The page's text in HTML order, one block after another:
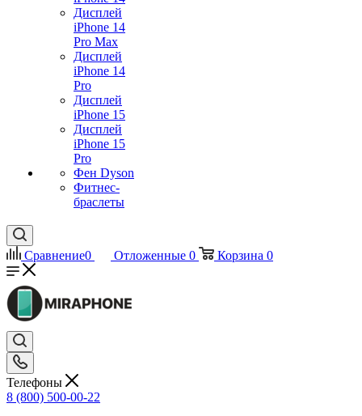
Дисплей
iPhone 14
Pro Max
Дисплей
iPhone 14
Pro
Дисплей
iPhone 15
Дисплей
iPhone 15
Pro
Фен Dyson
Фитнес-
браслеты
Сравнение0 Отложенные 0 Корзина 0
Телефоны
8 (800) 500-00-22